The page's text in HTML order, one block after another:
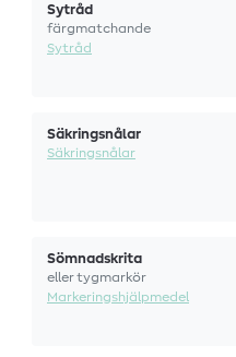
Sytråd
färgmatchande
Sytråd
Säkringsnålar
Säkringsnålar
Sömnadskrita
eller tygmarkör
Markeringshjälpmedel